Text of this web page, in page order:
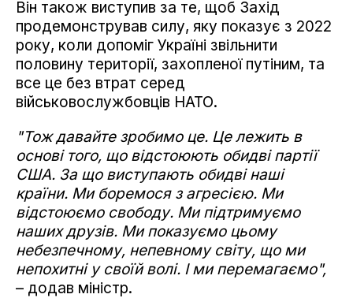
Він також виступив за те, щоб Захід
продемонстрував силу, яку показує з 2022
року, коли допоміг Україні звільнити
половину території, захопленої путіним, та
все це без втрат серед
військовослужбовців НАТО.
"Тож давайте зробимо це. Це лежить в
основі того, що відстоюють обидві партії
США. За що виступають обидві наші
країни. Ми боремося з агресією. Ми
відстоюємо свободу. Ми підтримуємо
наших друзів. Ми показуємо цьому
небезпечному, непевному світу, що ми
непохитні у своїй волі. І ми перемагаємо",
– додав міністр.